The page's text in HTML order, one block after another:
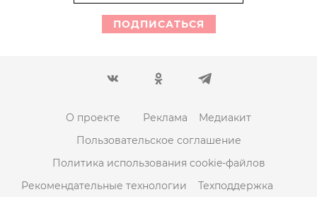
ПОДПИСАТЬСЯ
О проекте Реклама
Медиакит
Пользовательское соглашение
Политика использования cookie-файлов
Рекомендательные технологии
Техподдержка